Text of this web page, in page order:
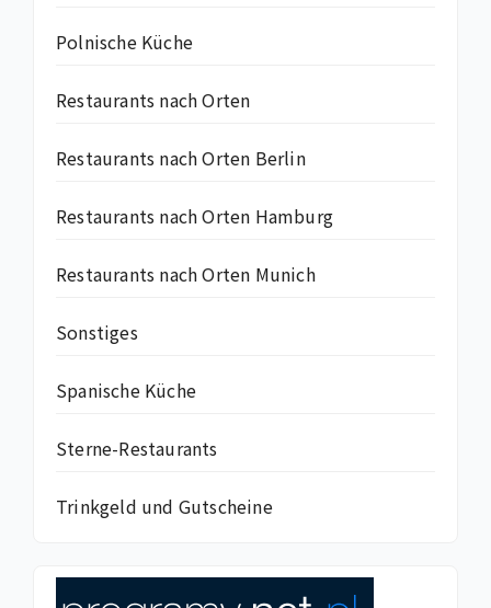
Polnische Küche
Restaurants nach Orten
Restaurants nach Orten Berlin
Restaurants nach Orten Hamburg
Restaurants nach Orten Munich
Sonstiges
Spanische Küche
Sterne-Restaurants
Trinkgeld und Gutscheine